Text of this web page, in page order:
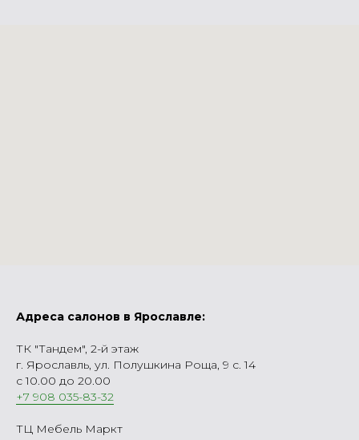
Адреса салонов в Ярославле:
ТК "Тандем", 2-й этаж
г. Ярославль, ул. Полушкина Роща, 9 с. 14
с 10.00 до 20.00
+7 908 035-83-32
ТЦ Мебель Маркт